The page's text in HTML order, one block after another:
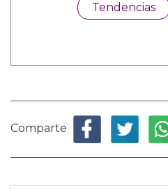
Tendencias
Comparte